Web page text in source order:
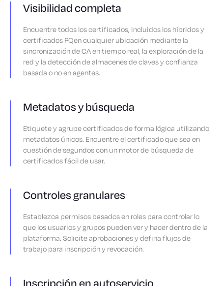
Visibilidad completa
Encuentre todos los certificados, incluidos los híbridos y
certificados PQen cualquier ubicación mediante la
sincronización de CA en tiempo real, la exploración de la
red y la detección de almacenes de claves y confianza
basada o no en agentes.
Metadatos y búsqueda
Etiquete y agrupe certificados de forma lógica utilizando
metadatos únicos. Encuentre el certificado que sea en
cuestión de segundos con un motor de búsqueda de
certificados fácil de usar.
Controles granulares
Establezca permisos basados en roles para controlar lo
que los usuarios y grupos pueden ver y hacer dentro de la
plataforma. Solicite aprobaciones y defina flujos de
trabajo para inscripción y revocación.
Inscripción en autoservicio